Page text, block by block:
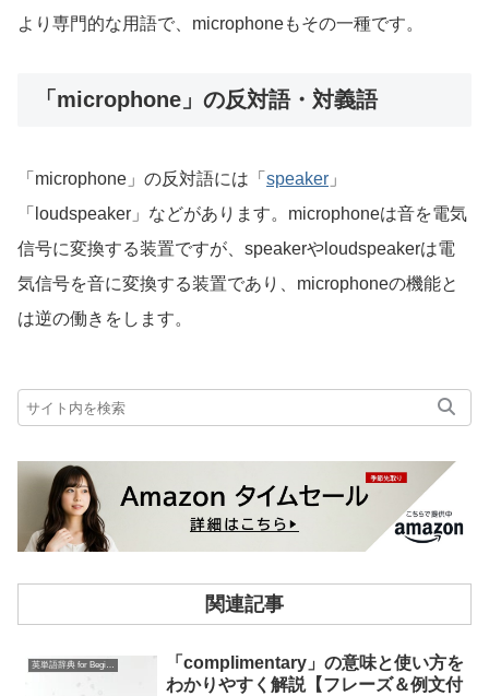
より専門的な用語で、microphoneもその一種です。
「microphone」の反対語・対義語
「microphone」の反対語には「 speaker 」
「loudspeaker」などがあります。microphoneは音を電気
信号に変換する装置ですが、speakerやloudspeakerは電
気信号を音に変換する装置であり、microphoneの機能と
は逆の働きをします。
関連記事
英単語辞典 for Beginners
「complimentary」の意味と使い方を
わかりやすく解説【フレーズ＆例文付